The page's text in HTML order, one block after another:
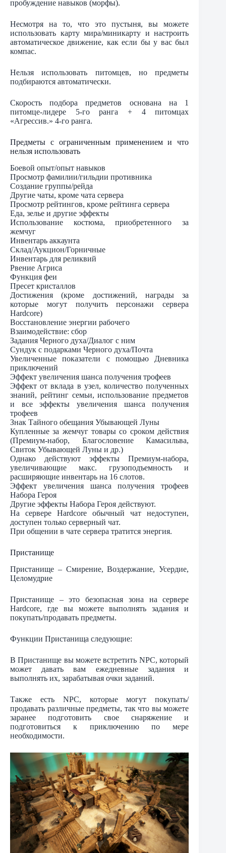
пробуждение навыков (морфы).
Несмотря на то, что это пустыня, вы можете
использовать карту мира/миникарту и настроить
автоматическое движение, как если бы у вас был
компас.
Нельзя использовать питомцев, но предметы
подбираются автоматически.
Скорость подбора предметов основана на 1
питомце-лидере 5-го ранга + 4 питомцах
«Агрессив.» 4-го ранга.
Предметы с ограниченным применением и что
нельзя использовать
Боевой опыт/опыт навыков
Просмотр фамилии/гильдии противника
Создание группы/рейда
Другие чаты, кроме чата сервера
Просмотр рейтингов, кроме рейтинга сервера
Еда, зелье и другие эффекты
Использование костюма, приобретенного за
жемчуг
Инвентарь аккаунта
Склад/Аукцион/Горничные
Инвентарь для реликвий
Рвение Агриса
Функция феи
Пресет кристаллов
Достижения (кроме достижений, награды за
которые могут получить персонажи сервера
Hardcore)
Восстановление энергии рабочего
Взаимодействие: сбор
Задания Черного духа/Диалог с ним
Сундук с подарками Черного духа/Почта
Увеличенные показатели с помощью Дневника
приключений
Эффект увеличения шанса получения трофеев
Эффект от вклада в узел, количество полученных
знаний, рейтинг семьи, использование предметов
и все эффекты увеличения шанса получения
трофеев
Знак Тайного обещания Убывающей Луны
Купленные за жемчуг товары со сроком действия
(Премиум-набор, Благословение Камасильва,
Свиток Убывающей Луны и др.)
Однако действуют эффекты Премиум-набора,
увеличивающие макс. грузоподъемность и
расширяющие инвентарь на 16 слотов.
Эффект увеличения шанса получения трофеев
Набора Героя
Другие эффекты Набора Героя действуют.
На сервере Hardcore обычный чат недоступен,
доступен только серверный чат.
При общении в чате сервера тратится энергия.
Пристанище
Пристанище – Смирение, Воздержание, Усердие,
Целомудрие
Пристанище – это безопасная зона на сервере
Hardcore, где вы можете выполнять задания и
покупать/продавать предметы.
Функции Пристанища следующие:
В Пристанище вы можете встретить NPC, который
может давать вам ежедневные задания и
выполнять их, зарабатывая очки заданий.
Также есть NPC, которые могут покупать/
продавать различные предметы, так что вы можете
заранее подготовить свое снаряжение и
подготовиться к приключению по мере
необходимости.